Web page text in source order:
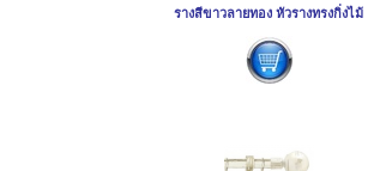
รางสีขาวลายทอง หัวรางทรงกิ่งไม้